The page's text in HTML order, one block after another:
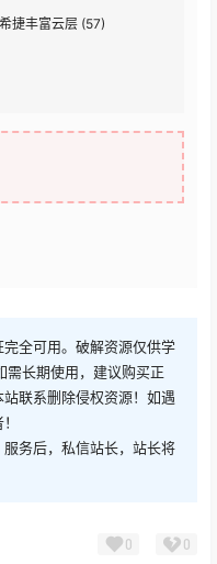
捷丰富云层 (57)
全可用。破解资源仅供学
需长期使用，建议购买正
联系删除侵权资源！如遇
服务后，私信站长，站长将
0 0